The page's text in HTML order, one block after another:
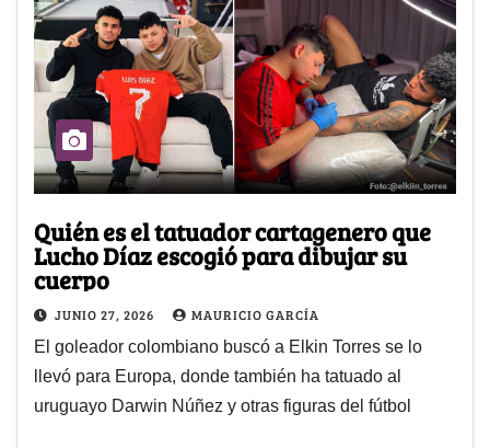
Quién es el tatuador cartagenero que
Lucho Díaz escogió para dibujar su
cuerpo
JUNIO 27, 2026 MAURICIO GARCÍA
El goleador colombiano buscó a Elkin Torres se lo
llevó para Europa, donde también ha tatuado al
uruguayo Darwin Núñez y otras figuras del fútbol